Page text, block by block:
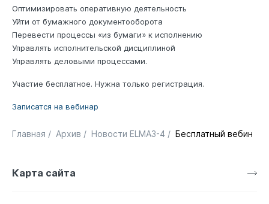
Оптимизировать оперативную деятельность
Уйти от бумажного документооборота
Перевести процессы «из бумаги» к исполнению
Управлять исполнительской дисциплиной
Управлять деловыми процессами.
Участие бесплатное. Нужна только регистрация.
Записатся на вебинар
Главная / Архив / Новости ELMA3-4 / Бесплатный вебинар
Карта сайта